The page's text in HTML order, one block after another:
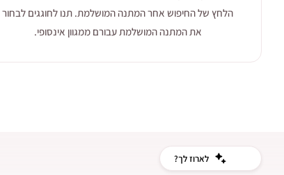
הלחץ של החיפוש אחר המתנה המושלמת. תנו לחוגגים לבחור
את המתנה המושלמת עבורם ממגוון אינסופי.
לארוז לך?